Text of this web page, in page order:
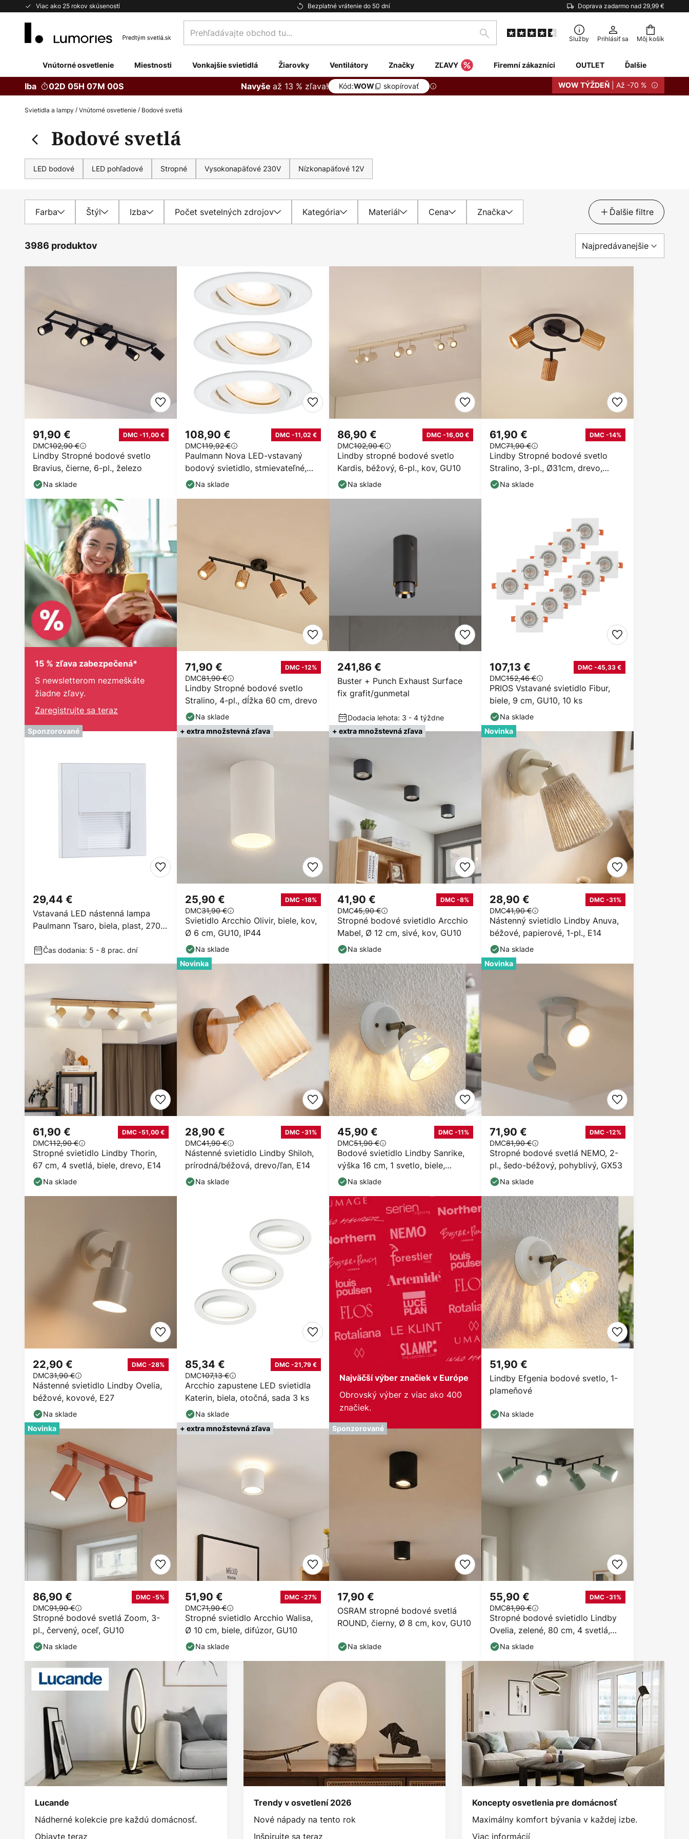
Viac ako 25 rokov skúseností Bezplatné vrátenie do 50 dní Doprava zadarmo nad 29,99 €
Skip
Môj košík
Prehľadávajte
obchod
Hľadať Služby Prihlásiť sa
Vnútorné osvetlenie Miestnosti Vonkajšie svietidlá Žiarovky Ventilátory Značky ZĽAVY Firemní zákazníci OUTLET Ďalšie
Iba 02D 05H 06M 59S Navyše až 13 % zľava! Kód:WOW skopírovať WOW TÝŽDEŇ | Až -70 %
Svietidla a lampy Vnútorné osvetlenie Bodové svetlá
Bodové svetlá
LED bodové LED pohľadové Stropné Vysokonapäťové 230V Nízkonapäťové 12V
Farba Štýl Izba Počet svetelných zdrojov Kategória Materiál Cena Značka Ďalšie filtre
3986 produktov
Lindby Stropné bodové svetlo
Bravius, čierne, 6-pl., železo
91,90 € DMC -11,00 €
DMC102,90 €
Na sklade
Paulmann Nova LED-vstavaný
bodový svietidlo, stmievateľné,
IP65, biela
108,90 € DMC -11,02 €
DMC119,92 €
Na sklade
Lindby stropné bodové svetlo
Kardis, béžový, 6-pl., kov, GU10
86,90 € DMC -16,00 €
DMC102,90 €
Na sklade
Lindby Stropné bodové svetlo
Stralino, 3-pl., Ø31cm, drevo,
GU10
61,90 € DMC -14%
DMC71,90 €
Na sklade
15 % zľava zabezpečená*
S newsletterom nezmeškáte
žiadne zľavy.
Zaregistrujte sa teraz
Lindby Stropné bodové svetlo
Stralino, 4-pl., dĺžka 60 cm, drevo
71,90 € DMC -12%
DMC81,90 €
Na sklade
Buster + Punch Exhaust Surface
fix grafit/gunmetal
241,86 €
Dodacia lehota: 3 - 4 týždne
PRIOS Vstavané svietidlo Fibur,
biele, 9 cm, GU10, 10 ks
107,13 € DMC -45,33 €
DMC152,46 €
Na sklade
Sponzorované
Vstavaná LED nástenná lampa
Paulmann Tsaro, biela, plast, 2700
29,44 €
Čas dodania: 5 - 8 prac. dní
+ extra množstevná zľava
Svietidlo Arcchio Olivir, biele, kov,
Ø 6 cm, GU10, IP44
25,90 € DMC -18%
DMC31,90 €
Na sklade
+ extra množstevná zľava
Stropné bodové svietidlo Arcchio
Mabel, Ø 12 cm, sivé, kov, GU10
41,90 € DMC -8%
DMC45,90 €
Na sklade
Novinka
Nástenný svietidlo Lindby Anuva,
béžové, papierové, 1-pl., E14
28,90 € DMC -31%
DMC41,90 €
Na sklade
Stropné svietidlo Lindby Thorin,
67 cm, 4 svetlá, biele, drevo, E14
61,90 € DMC -51,00 €
DMC112,90 €
Na sklade
Novinka
Nástenné svietidlo Lindby Shiloh,
prírodná/béžová, drevo/ľan, E14
28,90 € DMC -31%
DMC41,90 €
Na sklade
Bodové svietidlo Lindby Sanrike,
výška 16 cm, 1 svetlo, biele,
keramika
45,90 € DMC -11%
DMC51,90 €
Na sklade
Novinka
Stropné bodové svetlá NEMO, 2-
pl., šedo-béžový, pohyblivý, GX53
71,90 € DMC -12%
DMC81,90 €
Na sklade
Nástenné svietidlo Lindby Ovelia,
béžové, kovové, E27
22,90 € DMC -28%
DMC31,90 €
Na sklade
Arcchio zapustene LED svietidla
Katerin, biela, otočná, sada 3 ks
85,34 € DMC -21,79 €
DMC107,13 €
Na sklade
Najväčší výber značiek v Európe
Obrovský výber z viac ako 400
značiek.
Lindby Efgenia bodové svetlo, 1-
plameňové
51,90 €
Na sklade
Novinka
Stropné bodové svetlá Zoom, 3-
pl., červený, oceľ, GU10
86,90 € DMC -5%
DMC91,90 €
Na sklade
+ extra množstevná zľava
Stropné svietidlo Arcchio Walisa,
Ø 10 cm, biele, difúzor, GU10
51,90 € DMC -27%
DMC71,90 €
Na sklade
Sponzorované
OSRAM stropné bodové svetlá
ROUND, čierny, Ø 8 cm, kov, GU10
17,90 €
Na sklade
Stropné bodové svietidlo Lindby
Ovelia, zelené, 80 cm, 4 svetlá,
E27
55,90 € DMC -31%
DMC81,90 €
Na sklade
Lucande
Nádherné kolekcie pre každú domácnosť.
Objavte teraz
Trendy v osvetlení 2026
Nové nápady na tento rok
Inšpirujte sa teraz
Koncepty osvetlenia pre domácnosť
Maximálny komfort bývania v každej izbe.
Viac informácií